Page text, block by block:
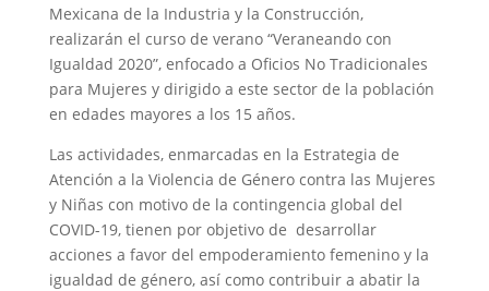
Mexicana de la Industria y la Construcción,
realizarán el curso de verano “Veraneando con
Igualdad 2020”, enfocado a Oficios No Tradicionales
para Mujeres y dirigido a este sector de la población
en edades mayores a los 15 años.
Las actividades, enmarcadas en la Estrategia de
Atención a la Violencia de Género contra las Mujeres
y Niñas con motivo de la contingencia global del
COVID-19, tienen por objetivo de desarrollar
acciones a favor del empoderamiento femenino y la
igualdad de género, así como contribuir a abatir la